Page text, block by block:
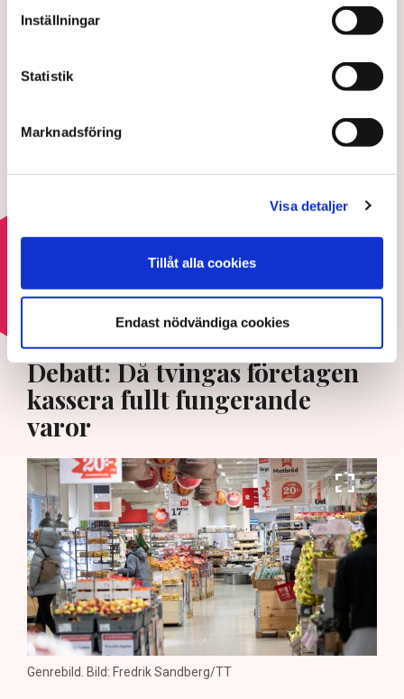
Inställningar
Statistik
Marknadsföring
Visa detaljer
Tillåt alla cookies
Endast nödvändiga cookies
LÄS ÄVEN
kassera fullt fungerande
REGELKRÅNGLET
Debatt: Då tvingas företagen
kassera fullt fungerande
varor
Genrebild. Bild: Fredrik Sandberg/TT